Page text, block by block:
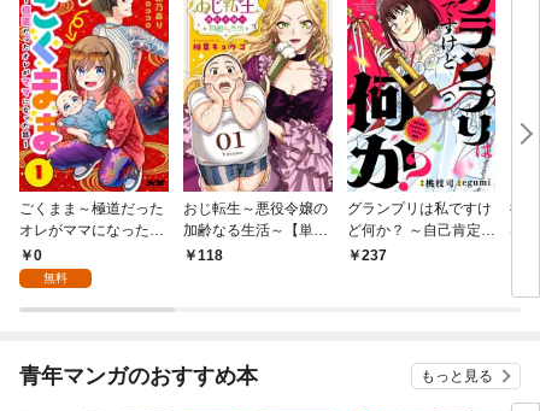
ごくまま～極道だった
オレがママになった話
～【単話】（１）
0
無料
おじ転生～悪役令嬢の
加齢なる生活～【単
話】（１）
118
グランプリは私ですけ
ど何か？ ～自己肯定モ
ンスターのミスコン無
237
後
は
青年マンガのおすすめ本 もっと見る